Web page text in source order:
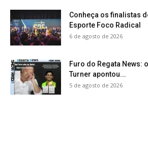
Conheça os finalistas
Esporte Foco Radical
6 de agosto de 2026
Furo do Regata News:
Turner apontou...
5 de agosto de 2026